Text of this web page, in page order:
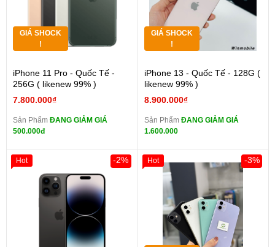
GIÁ SHOCK
!
iPhone 11 Pro - Quốc Tế -
256G ( likenew 99% )
7.800.000₫
Sản Phẩm ĐANG GIẢM GIÁ
500.000đ
GIÁ SHOCK
!
iPhone 13 - Quốc Tế - 128G (
likenew 99% )
8.900.000₫
Sản Phẩm ĐANG GIẢM GIÁ
1.600.000
-2%
Hot -3%
Hot